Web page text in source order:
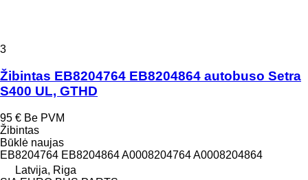
3
Žibintas EB8204764 EB8204864 autobuso Setra
S400 UL, GTHD
95 € Be PVM
Žibintas
Būklė naujas
EB8204764 EB8204864 A0008204764 A0008204864
Latvija, Riga